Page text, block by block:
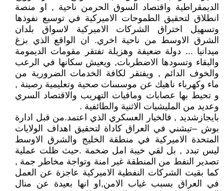
الديمقراطية واقتصاد السوق الحرمن ناحية , او منصة
انطلاق لتحقيق الطموحات الاميركية في توسيع نفوذها
وتسهيل اختراق الشركات الاميركية لاسواق بلدان
الشرق الاوسط من ناحية اخري. ان الواقع الذي بزغ
ميدانيا ... دولة ضعيفة وهزيلة تفتقر مقومات الديمومة
والبقاء وتسودها الاضطربات, ويعيش سكانها في الرعب
والخوف الدائم , ويفتقر لكافة الخدمات الضرورية من
ماء وكهرباء ناهيك عن موسسات صحية وتعليمية رصينة ,
و تحيط بها عصابات ومافيات التهريب والاقتصاد السري
وعديد من المليشيات الاثنية والطائفية .
بايجازشديد , فالخيار العسكري الذي اعتمد.من قبل ادارة
بوش –تيشني في العراق كاداة لتحقيق اهداف الولايات
المتحدة الاميركية في منطقة الخليج والشرق الاوسط
ليس تبدد , بل لقي خيبة امل ضخمة .حيث ظلت عملية
تصدير النفط من المنطقة غير امنة وتواجة مخاطر جمة ,
كما بقيت الشركات النفطية الاميركية عاجزة عن العمل
في العراق بسبب غياب الامن,او انها بعيدة عن منال